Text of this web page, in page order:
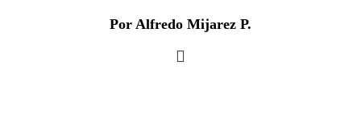
Por Alfredo Mijarez P.